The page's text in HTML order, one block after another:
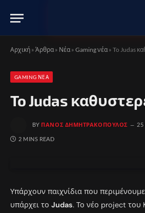
Αρχική » Άρθρα » Νέα » Gaming νέα » To Judas
GAMING ΝΈΑ
To Judas
BY ΠΆΝΟΣ ΔΗΜΗΤΡΑΚΌΠΟΥΛΟΣ
2 MINS READ
Υπάρχουν παιχνίδια που
υπάρχει το Judas. Το νέο project του